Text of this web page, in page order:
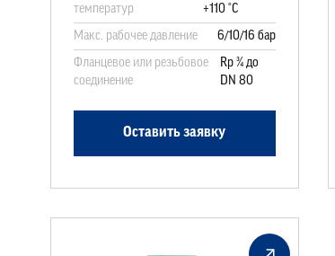
температур
+110 °C
Макс. рабочее давление
6/10/16 бар
Фланцевое или резьбовое
соединение
Rp ¾ до
DN 80
Оставить заявку